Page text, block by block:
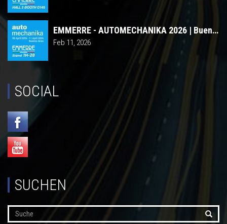
EMMERRE - AUTOMECHANIKA 2026 | Buenos Aires
Feb 11, 2026
SOCIAL
SUCHEN